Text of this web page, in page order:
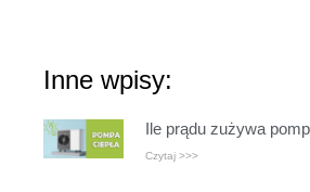
Inne wpisy:
Ile prądu zużywa
Czytaj >>>